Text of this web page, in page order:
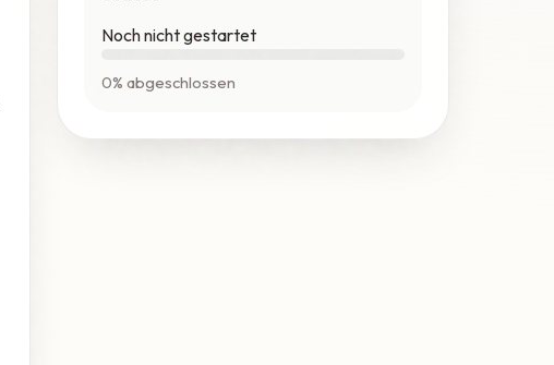
Noch nicht gestartet
0% abgeschlossen